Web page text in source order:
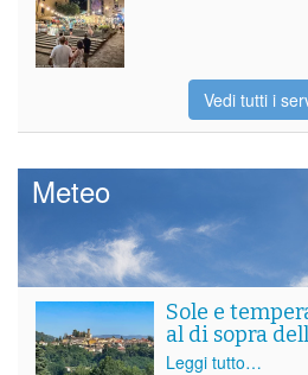
Vedi tutti i
Meteo
Sole e
al di sopra
Leggi tutto…